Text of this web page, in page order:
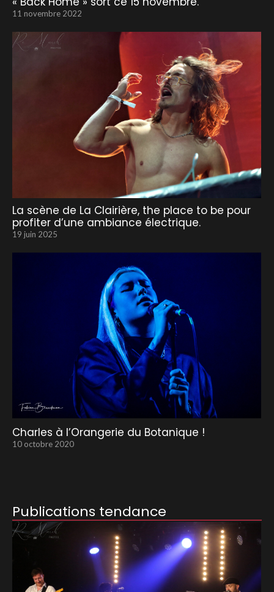
11 novembre 2022
La scène de La Clairière, the place to be pour
profiter d’une ambiance électrique.
19 juin 2025
Charles à l’Orangerie du Botanique !
10 octobre 2020
Publications tendance